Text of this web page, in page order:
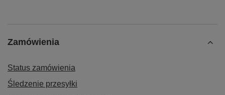
Zamówienia
Status zamówienia
Śledzenie przesyłki